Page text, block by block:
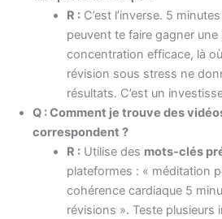
R :C’est l’inverse. 5
peuvent te faire gagner une
concentration efficace, là
révision sous stress ne
résultats. C’est un
Q : Comment je trouve des
correspondent ?
R :Utilise des mots-clés
plateformes : « méditation
cohérence cardiaque 5
révisions ». Teste